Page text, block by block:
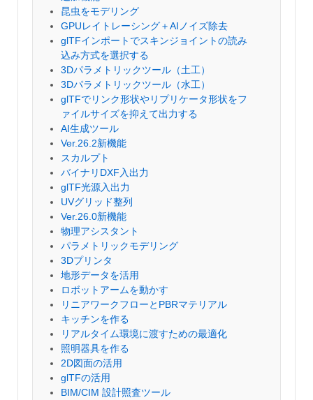
昆虫をモデリング
GPUレイトレーシング＋AIノイズ除去
glTFインポートでスキンジョイントの読み
込み方式を選択する
3Dパラメトリックツール（土工）
3Dパラメトリックツール（水工）
glTFでリンク形状やリプリケータ形状をフ
ァイルサイズを抑えて出力する
AI生成ツール
Ver.26.2新機能
スカルプト
バイナリDXF入出力
glTF光源入出力
UVグリッド整列
Ver.26.0新機能
物理アシスタント
パラメトリックモデリング
3Dプリンタ
地形データを活用
ロボットアームを動かす
リニアワークフローとPBRマテリアル
キッチンを作る
リアルタイム環境に渡すための最適化
照明器具を作る
2D図面の活用
glTFの活用
BIM/CIM 設計照査ツール